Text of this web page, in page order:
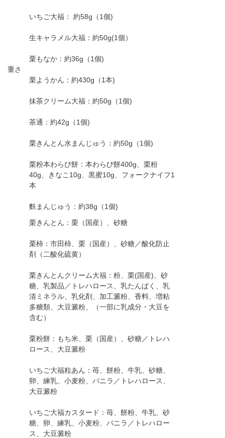
重さ
いちご大福： 約58g（1個)
生キャラメル大福：約50g(1個）
栗もなか：約36g（1個)
栗ようかん：約430g（1本)
抹茶クリーム大福：約50g（1個)
茶通：約42g（1個)
栗きんとん水まんじゅう：約50g（1個)
栗粉本わらび餅：本わらび餅400g、栗粉
40g、きなこ10g、黒蜜10g、フォークナイフ1
本
麩まんじゅう：約38g（1個)
栗きんとん：栗（国産）、砂糖
栗柿：市田柿、栗（国産）、砂糖／酸化防止
剤（二酸化硫黄）
栗きんとんクリーム大福：粉、栗(国産)、砂
糖、乳製品／トレハロース、乳たんぱく、乳
清ミネラル、乳化剤、加工澱粉、香料、増粘
多糖類、大豆澱粉、（一部に乳成分・大豆を
含む）
栗粉餅：もち米、栗（国産）、砂糖／トレハ
ロース、大豆澱粉
いちご大福粒あん：苺、餅粉、牛乳、砂糖、
卵、練乳、小麦粉、バニラ／トレハロース、
大豆澱粉
いちご大福カスタード：苺、餅粉、牛乳、砂
糖、卵、練乳、小麦粉、バニラ／トレハロー
ス、大豆澱粉